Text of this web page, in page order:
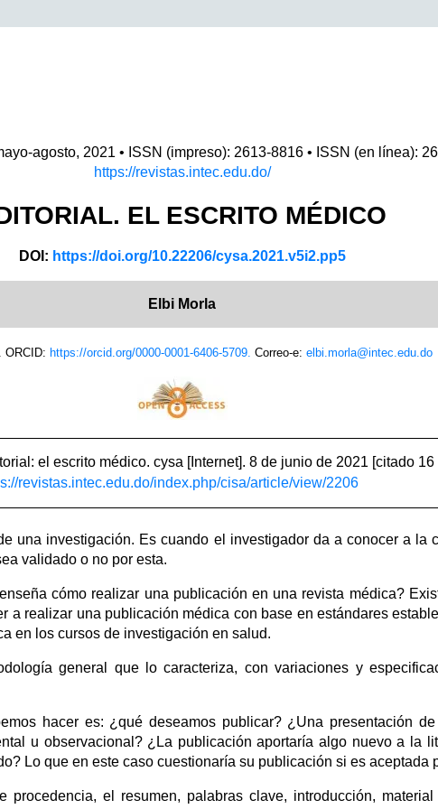
agosto, 2021 • ISSN (impreso): 2613-8816 • ISSN (en línea):
https://revistas.intec.edu.do/
EL ESCRITO MÉDICO
DOI: https://doi.org/10.22206/cysa.2021.v5i2.pp5
Elbi Morla
ORCID: https://orcid.org/0000-0001-6406-5709. Correo-e:elbi.morla@intec.edu.do
el escrito médico. cysa [Internet]. 8 de junio de 2021 [citado
revistas.intec.edu.do/index.php/cisa/article/view/2206
una investigación. Es cuando el investigador da a conocer a la
validado o no por esta.
cómo realizar una publicación en una revista médica?
a realizar una publicación médica con base en estándares
en los cursos de investigación en salud.
general que lo caracteriza, con variaciones y
hacer es: ¿qué deseamos publicar? ¿Una presentación
u observacional? ¿La publicación aportaría algo nuevo a la
Lo que en este caso cuestionaría su publicación si es aceptada
procedencia, el resumen, palabras clave, introducción, material